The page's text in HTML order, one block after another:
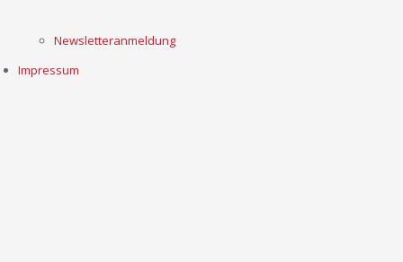
Newsletteranmeldung
Impressum